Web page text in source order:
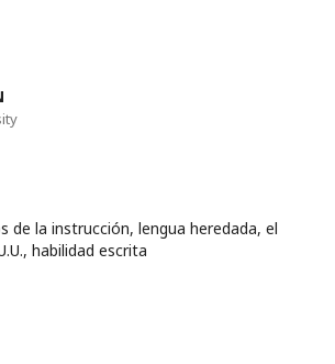
de la instrucción, lengua heredada, el
habilidad escrita